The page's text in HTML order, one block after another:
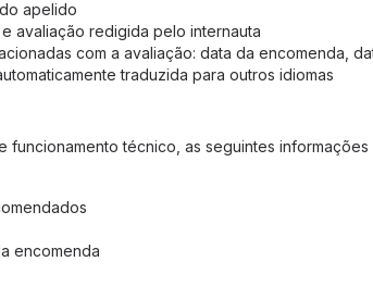
apelido
avaliação redigida pelo internauta
com a avaliação: data da encomenda,
traduzida para outros idiomas
funcionamento técnico, as seguintes
encomenda